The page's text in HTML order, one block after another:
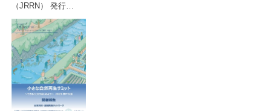
（JRRN） 発行…